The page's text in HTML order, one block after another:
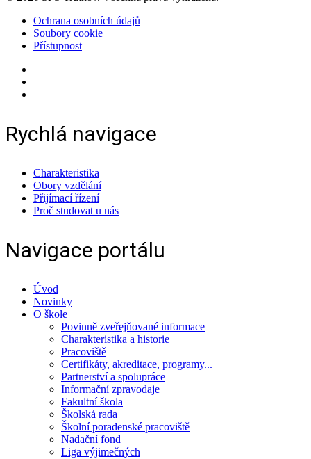
Ochrana osobních údajů
Soubory cookie
Přístupnost
Rychlá navigace
Charakteristika
Obory vzdělání
Přijímací řízení
Proč studovat u nás
Navigace portálu
Úvod
Novinky
O škole
Povinně zveřejňované informace
Charakteristika a historie
Pracoviště
Certifikáty, akreditace, programy...
Partnerství a spolupráce
Informační zpravodaje
Fakultní škola
Školská rada
Školní poradenské pracoviště
Nadační fond
Liga výjimečných